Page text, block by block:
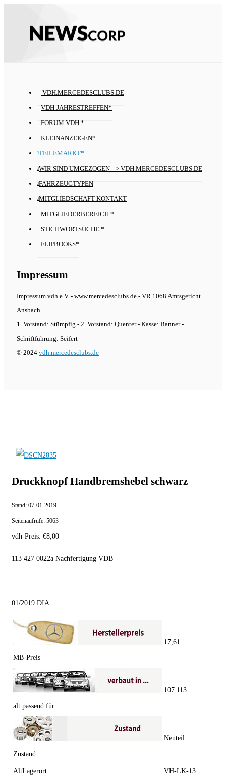
VDH.MERCEDESCLUBS.DE
VDH-JAHRESTREFFEN*
FORUM VDH *
KLEINANZEIGEN*
TEILEMARKT*
WIR SIND UMGEZOGEN --> VDH.MERCEDESCLUBS.DE
FAHRZEUGTYPEN
MITGLIEDSCHAFT KONTAKT
MITGLIEDERBEREICH *
STICHWORTSUCHE *
FLIPBOOKS*
Impressum
Impressum vdh e.V. - www.mercedesclubs.de - VR 1068 Amtsgericht
Ansbach
1. Vorstand: Stümpfig - 2. Vorstand: Quenter - Kasse: Banner -
Schriftführung: Seifert
© 2024 vdh.mercedesclubs.de
Druckknopf Handbremshebel schwarz
Stand: 07-01-2019
Seitenaufrufe: 5063
vdh-Preis: €8,00
113 427 0022a Nachfertigung VDB
01/2019 DIA
MB-Preis
17,61
alt passend für
107 113
Zustand
Neuteil
AltLagerort VH-LK-13